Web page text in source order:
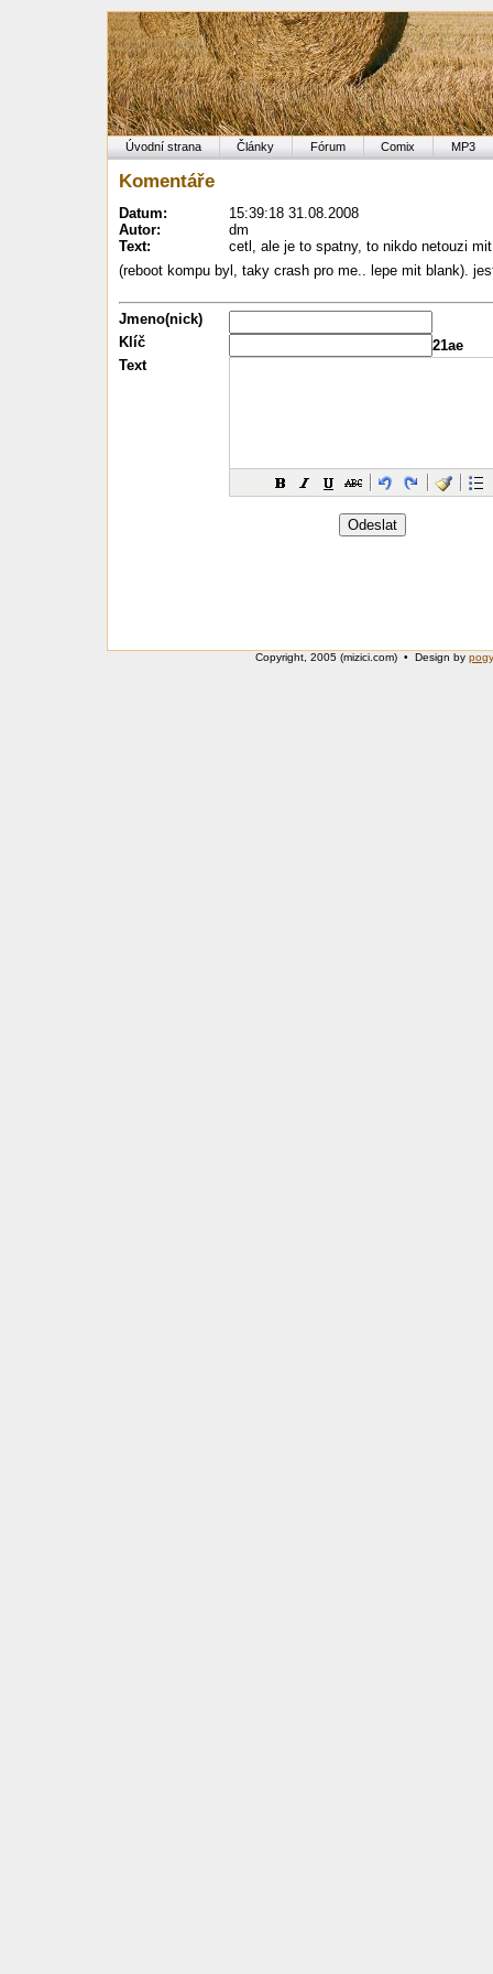
Úvodní strana Články Fórum Comix MP3
Komentáře
Datum:
15:39:18 31.08.2008
Autor:
dm
Text:
cetl, ale je to spatny, to nikdo netouzi
(reboot kompu byl, taky crash pro me.. lepe mit blank).
Jmeno(nick)
Klíč
21ae
Text
Copyright, 2005 (mizici.com) • Design by